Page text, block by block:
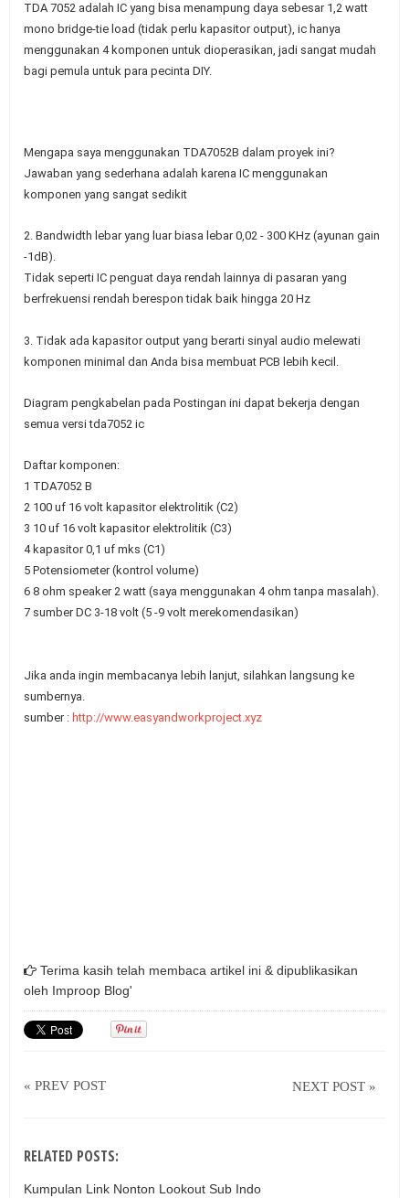
TDA 7052 adalah IC yang bisa menampung daya sebesar 1,2 watt
mono bridge-tie load (tidak perlu kapasitor output), ic hanya
menggunakan 4 komponen untuk dioperasikan, jadi sangat mudah
bagi pemula untuk para pecinta DIY.
Mengapa saya menggunakan TDA7052B dalam proyek ini?
Jawaban yang sederhana adalah karena IC menggunakan
komponen yang sangat sedikit
2. Bandwidth lebar yang luar biasa lebar 0,02 - 300 KHz (ayunan gain
-1dB).
Tidak seperti IC penguat daya rendah lainnya di pasaran yang
berfrekuensi rendah berespon tidak baik hingga 20 Hz
3. Tidak ada kapasitor output yang berarti sinyal audio melewati
komponen minimal dan Anda bisa membuat PCB lebih kecil.
Diagram pengkabelan pada Postingan ini dapat bekerja dengan
semua versi tda7052 ic
Daftar komponen:
1 TDA7052 B
2 100 uf 16 volt kapasitor elektrolitik (C2)
3 10 uf 16 volt kapasitor elektrolitik (C3)
4 kapasitor 0,1 uf mks (C1)
5 Potensiometer (kontrol volume)
6 8 ohm speaker 2 watt (saya menggunakan 4 ohm tanpa masalah).
7 sumber DC 3-18 volt (5 -9 volt merekomendasikan)
Jika anda ingin membacanya lebih lanjut, silahkan langsung ke
sumbernya.
sumber : http://www.easyandworkproject.xyz
Terima kasih telah membaca artikel ini & dipublikasikan
oleh Improop Blog'
« PREV POST NEXT POST »
RELATED POSTS:
Kumpulan Link Nonton Lookout Sub Indo